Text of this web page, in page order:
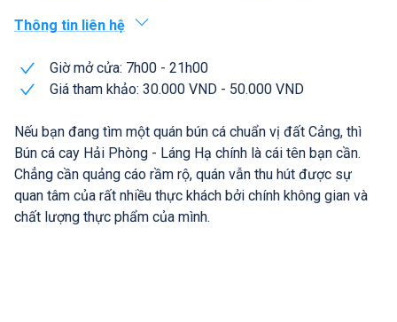
Thông tin liên hệ
Giờ mở cửa: 7h00 - 21h00
Giá tham khảo: 30.000 VND - 50.000 VND
Nếu bạn đang tìm một quán bún cá chuẩn vị đất Cảng, thì
Bún cá cay Hải Phòng - Láng Hạ chính là cái tên bạn cần.
Chẳng cần quảng cáo rầm rộ, quán vẫn thu hút được sự
quan tâm của rất nhiều thực khách bởi chính không gian và
chất lượng thực phẩm của mình.